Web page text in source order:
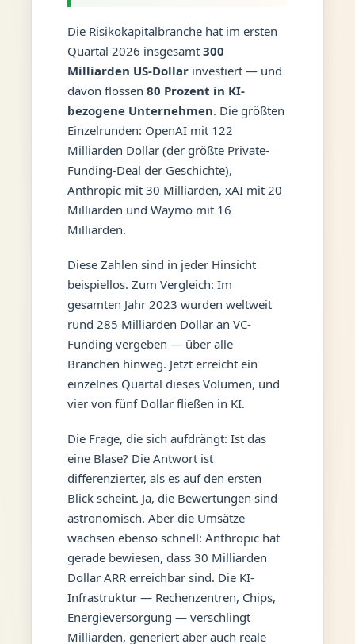
Die Risikokapitalbranche hat im ersten
Quartal 2026 insgesamt 300
Milliarden US-Dollarinvestiert — und
davon flossen 80 Prozent in KI-
bezogene Unternehmen. Die größten
Einzelrunden: OpenAI mit 122
Milliarden Dollar (der größte Private-
Funding-Deal der Geschichte),
Anthropic mit 30 Milliarden, xAI mit 20
Milliarden und Waymo mit 16
Milliarden.
Diese Zahlen sind in jeder Hinsicht
beispiellos. Zum Vergleich: Im
gesamten Jahr 2023 wurden weltweit
rund 285 Milliarden Dollar an VC-
Funding vergeben — über alle
Branchen hinweg. Jetzt erreicht ein
einzelnes Quartal dieses Volumen, und
vier von fünf Dollar fließen in KI.
Die Frage, die sich aufdrängt: Ist das
eine Blase? Die Antwort ist
differenzierter, als es auf den ersten
Blick scheint. Ja, die Bewertungen sind
astronomisch. Aber die Umsätze
wachsen ebenso schnell: Anthropic hat
gerade bewiesen, dass 30 Milliarden
Dollar ARR erreichbar sind. Die KI-
Infrastruktur — Rechenzentren, Chips,
Energieversorgung — verschlingt
Milliarden, generiert aber auch reale